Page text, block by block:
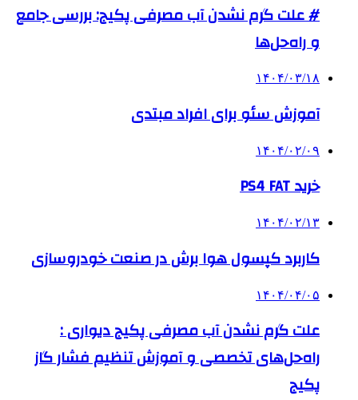
# علت گرم نشدن آب مصرفی پکیج: بررسی جامع
و راه‌حل‌ها
۱۴۰۴/۰۳/۱۸
آموزش سئو برای افراد مبتدی
۱۴۰۴/۰۲/۰۹
خرید PS4 FAT
۱۴۰۴/۰۲/۱۳
کاربرد کپسول هوا برش در صنعت خودروسازی
۱۴۰۴/۰۴/۰۵
علت گرم نشدن آب مصرفی پکیج دیواری :
راه‌حل‌های تخصصی و آموزش تنظیم فشار گاز
پکیج